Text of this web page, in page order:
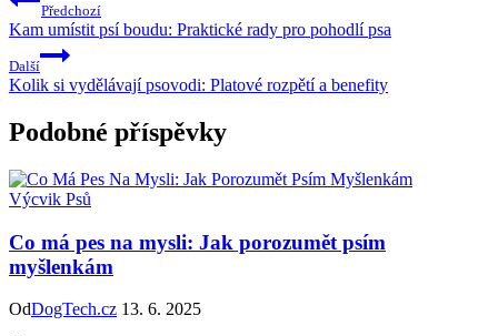
Předchozí
Kam umístit psí boudu: Praktické rady pro pohodlí psa
Další
Kolik si vydělávají psovodi: Platové rozpětí a benefity
Podobné příspěvky
Výcvik Psů
Co má pes na mysli: Jak porozumět psím
myšlenkám
OdDogTech.cz 13. 6. 2025